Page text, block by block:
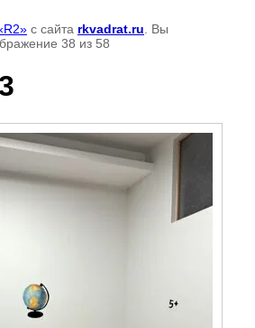
с сайта rkvadrat.ru . Вы
38 из 58